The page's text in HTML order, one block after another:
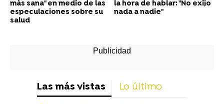
más sana" en medio de las
especulaciones sobre su
salud
la hora de hablar: "No exijo
nada a nadie"
Las más vistas Lo último